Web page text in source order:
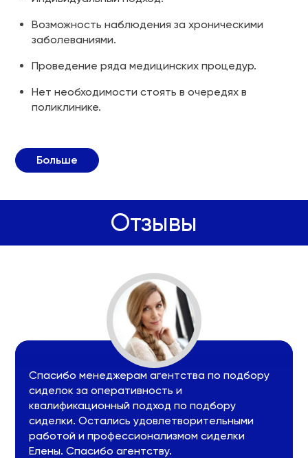
Возможность наблюдения за хроническими
заболеваниями.
Проведение ряда медицинских процедур.
Нет необходимости стоять в очередях в
поликлинике.
Больше
Отзывы
Спасибо менеджерам агентства по подбору
сиделок за оперативность и
квалификационный подход по подбору
сиделки. Остались удовлетворительными
работой и профессионализмом сиделки
Елены. Спасибо агентству.